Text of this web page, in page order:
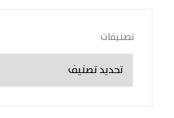
تصنيفات